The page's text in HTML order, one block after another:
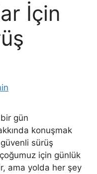
İçin
gün
konuşmak
sürüş
için günlük
ama yolda her şey